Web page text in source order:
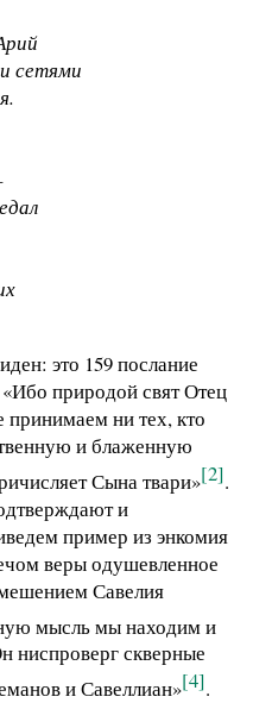
сетями
это 159 послание
природой свят Отец
ни тех, кто
и блаженную
Сына твари»[2].
и
пример из энкомия
веры одушевленное
Савелия
мысль мы находим и
ниспроверг скверные
и Савеллиан»[4].